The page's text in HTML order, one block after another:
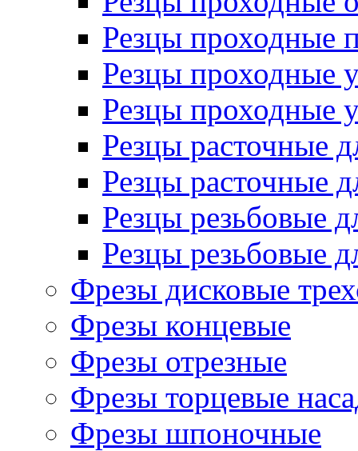
Резцы проходные
Резцы проходные
Резцы проходные
Резцы расточные
Резцы расточные
Резцы резьбовые
Резцы резьбовые
Фрезы дисковые
Фрезы концевые
Фрезы отрезные
Фрезы торцевые
Фрезы шпоночные